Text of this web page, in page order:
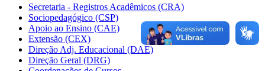
Secretaria - Registros Acadêmicos (CRA)
Sociopedagógico (CSP)
Apoio ao Ensino (CAE)
Extensão (CEX)
Direção Adj. Educacional (DAE)
Direção Geral (DRG)